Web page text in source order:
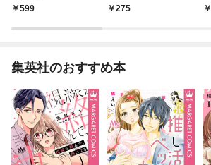
599
275
集英社のおすすめ本